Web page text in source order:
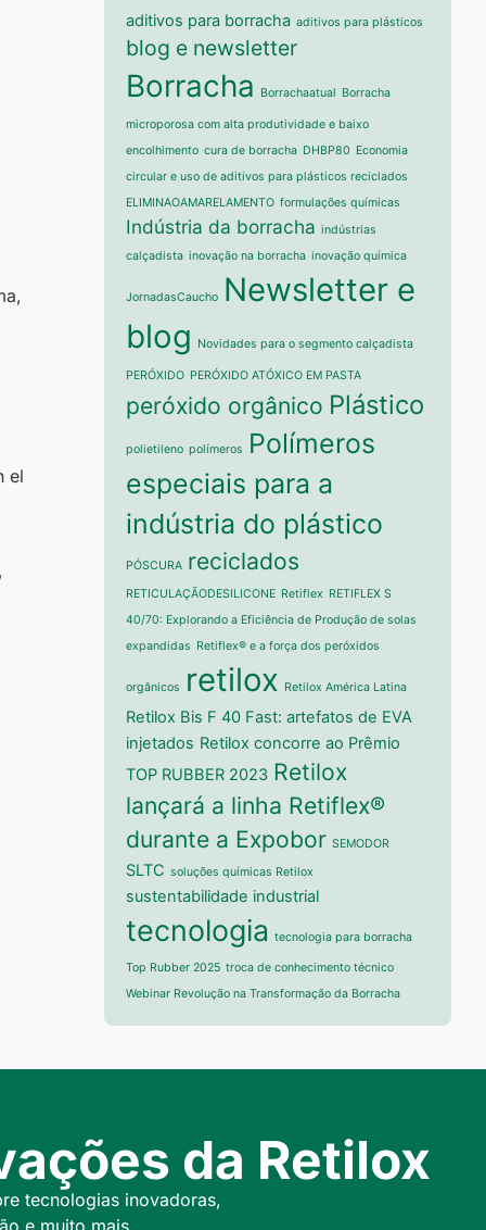
el
aditivos para borracha aditivos para plásticos
blog e newsletter
Borracha Borrachaatual Borracha
microporosa com alta produtividade e baixo
encolhimento cura de borracha DHBP80 Economia
circular e uso de aditivos para plásticos reciclados
ELIMINAOAMARELAMENTO formulações químicas
Indústria da borracha indústrias
calçadista inovação na borracha inovação química
JornadasCaucho Newsletter e
blog
Novidades para o segmento calçadista
PERÓXIDO PERÓXIDO ATÓXICO EM PASTA
peróxido orgânico Plástico
polietileno polímeros
Polímeros
especiais para a
indústria do plástico
PÓSCURA reciclados
RETICULAÇÃODESILICONE Retiflex RETIFLEX S
40/70: Explorando a Eficiência de Produção de solas
expandidas Retiflex® e a força dos peróxidos
orgânicos retilox Retilox América Latina
Retilox Bis F 40 Fast: artefatos de EVA
injetados Retilox concorre ao Prêmio
TOP RUBBER 2023 Retilox
lançará a linha Retiflex®
durante a Expobor SEMODOR
SLTC soluções químicas Retilox
sustentabilidade industrial
tecnologia tecnologia para borracha
Top Rubber 2025 troca de conhecimento técnico
Webinar Revolução na Transformação da Borracha
da Retilox
tecnologias inovadoras,